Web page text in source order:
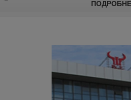
Заднее колесо